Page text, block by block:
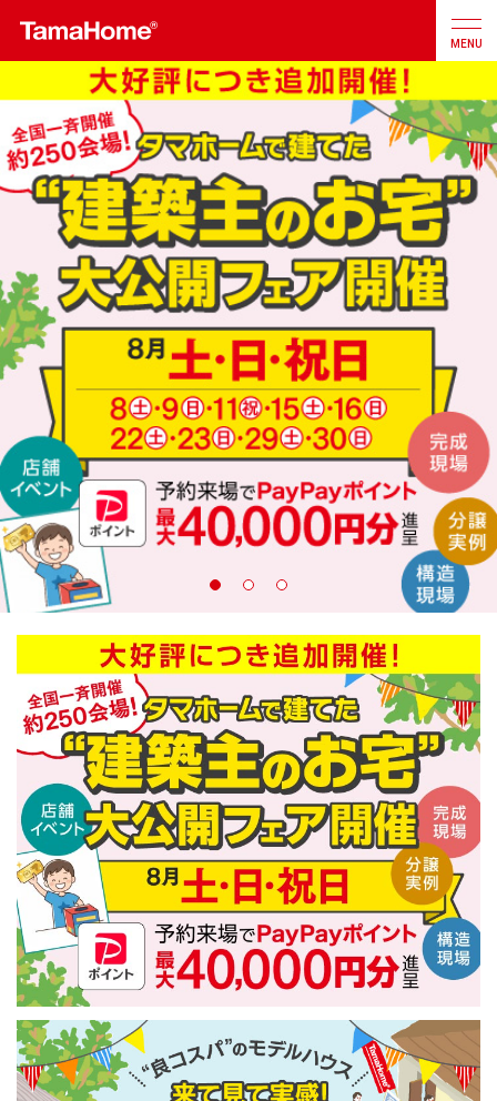
店舗検索 カタログ お問合せ
注文住宅
戸建分譲住宅
リフォーム
不動産 事業
建築実例
生活サービス・
企業・IR情報
MENU